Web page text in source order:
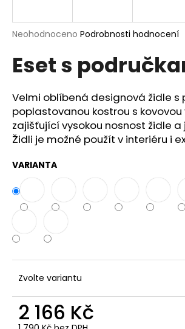
Průměrné
produktu
je
z
5
hvězdiček.
Neohodnoceno Podrobnosti hodnocení
Eset s
Velmi oblíbená designová židle s
poplastovanou kostrou s kovovou
zajišťující vysokou nosnost židle
Židli je možné použít v interiéru i
VARIANTA
Zvolte variantu
2 166 Kč
j
t
?
HLEDAT
D
o
p
o
r
u
č
j